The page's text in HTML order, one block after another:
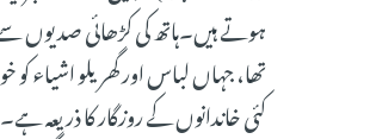
ہوتے ہیں۔ہاتھ کی کڑھائی صدیوں
تھا، جہاں لباس اور گھریلو اشیاء
کئی خاندانوں کے روزگار کا ذریعہ